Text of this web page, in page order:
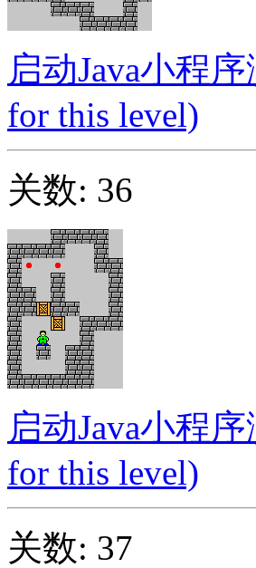
启动Java小程
for this level)
关数: 36
启动Java小程
for this level)
关数: 37